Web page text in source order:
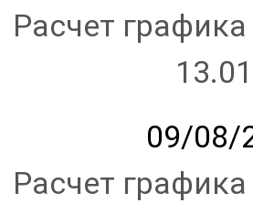
Расчет
09/08/
Расчет